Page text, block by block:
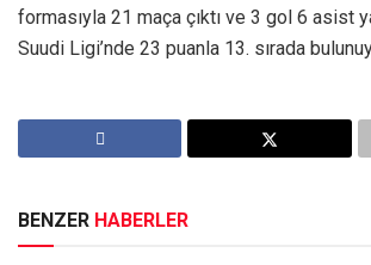
formasıyla 21 maça çıktı ve 3 gol 6 asist
Suudi Ligi’nde 23 puanla 13. sırada
BENZER HABERLER